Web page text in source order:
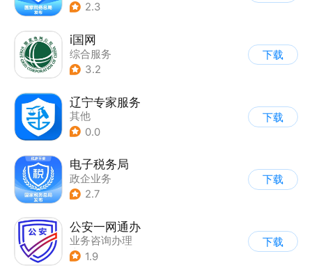
2.3
i国网
综合服务
3.2
下载
辽宁专家服务
其他
0.0
下载
电子税务局
政企业务
2.7
下载
公安一网通办
业务咨询办理
| 政企业务
1.9
下载